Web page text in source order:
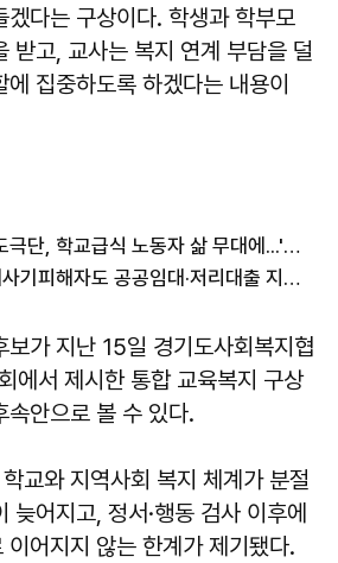
겠다는 구상이다. 학생과 학부모
받고, 교사는 복지 연계 부담을 덜
집중하도록 하겠다는 내용이
경기아트센터 경기도극단, 학교급식 노동자 삶 무대에...'버닝:타오르는 삶' 9월 초연
경기도, 외국인 전세사기피해자도 공공임대·저리대출 지원 정부에 건의
보가 지난 15일 경기도사회복지협
에서 제시한 통합 교육복지 구상
속안으로 볼 수 있다.
교와 지역사회 복지 체계가 분절
늦어지고, 정서·행동 검사 이후에
이어지지 않는 한계가 제기됐다.